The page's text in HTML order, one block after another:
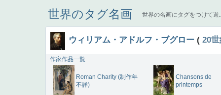
世界のタグ名画 世界の名画にタグをつけて遊
ウィリアム・アドルフ・ブグロー ( 20
作家作品一覧
Roman Charity (制作年
不詳)
Chansons de
printemps